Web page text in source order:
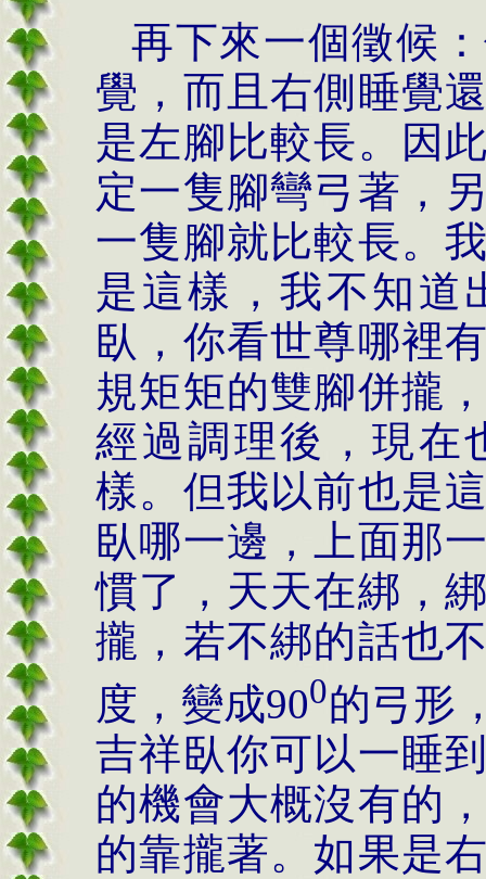
再下來一個徵候
覺，而且右側睡覺
是左腳比較長。因
定一隻腳彎弓著，
一隻腳就比較長。
是這樣，我不知道
臥，你看世尊哪裡
規矩矩的雙腳併攏
經過調理後，現在
樣。但我以前也是
臥哪一邊，上面那
慣了，天天在綁，
攏，若不綁的話也
度，變成900的弓形
吉祥臥你可以一睡
的機會大概沒有的
的靠攏著。如果是